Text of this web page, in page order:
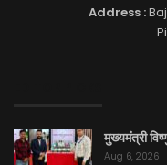
Address :
मुख्यमंत्री
Aug 6, 2026